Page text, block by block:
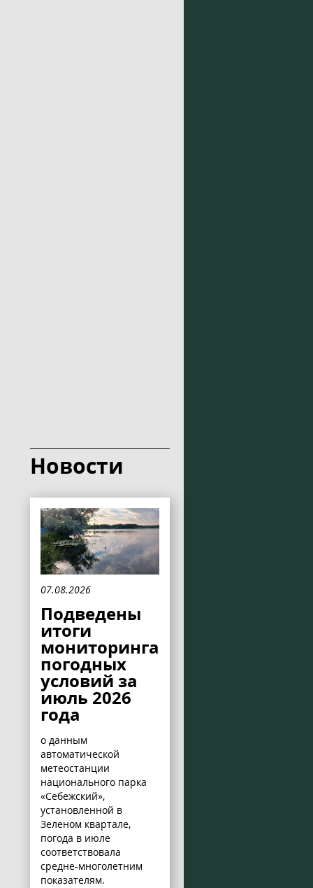
Новости
07.08.2026
Подведены
итоги
мониторинга
погодных
условий за
июль 2026
года
о данным
автоматической
метеостанции
национального парка
«Себежский»,
установленной в
Зеленом квартале,
погода в июле
соответствовала
средне-многолетним
показателям.